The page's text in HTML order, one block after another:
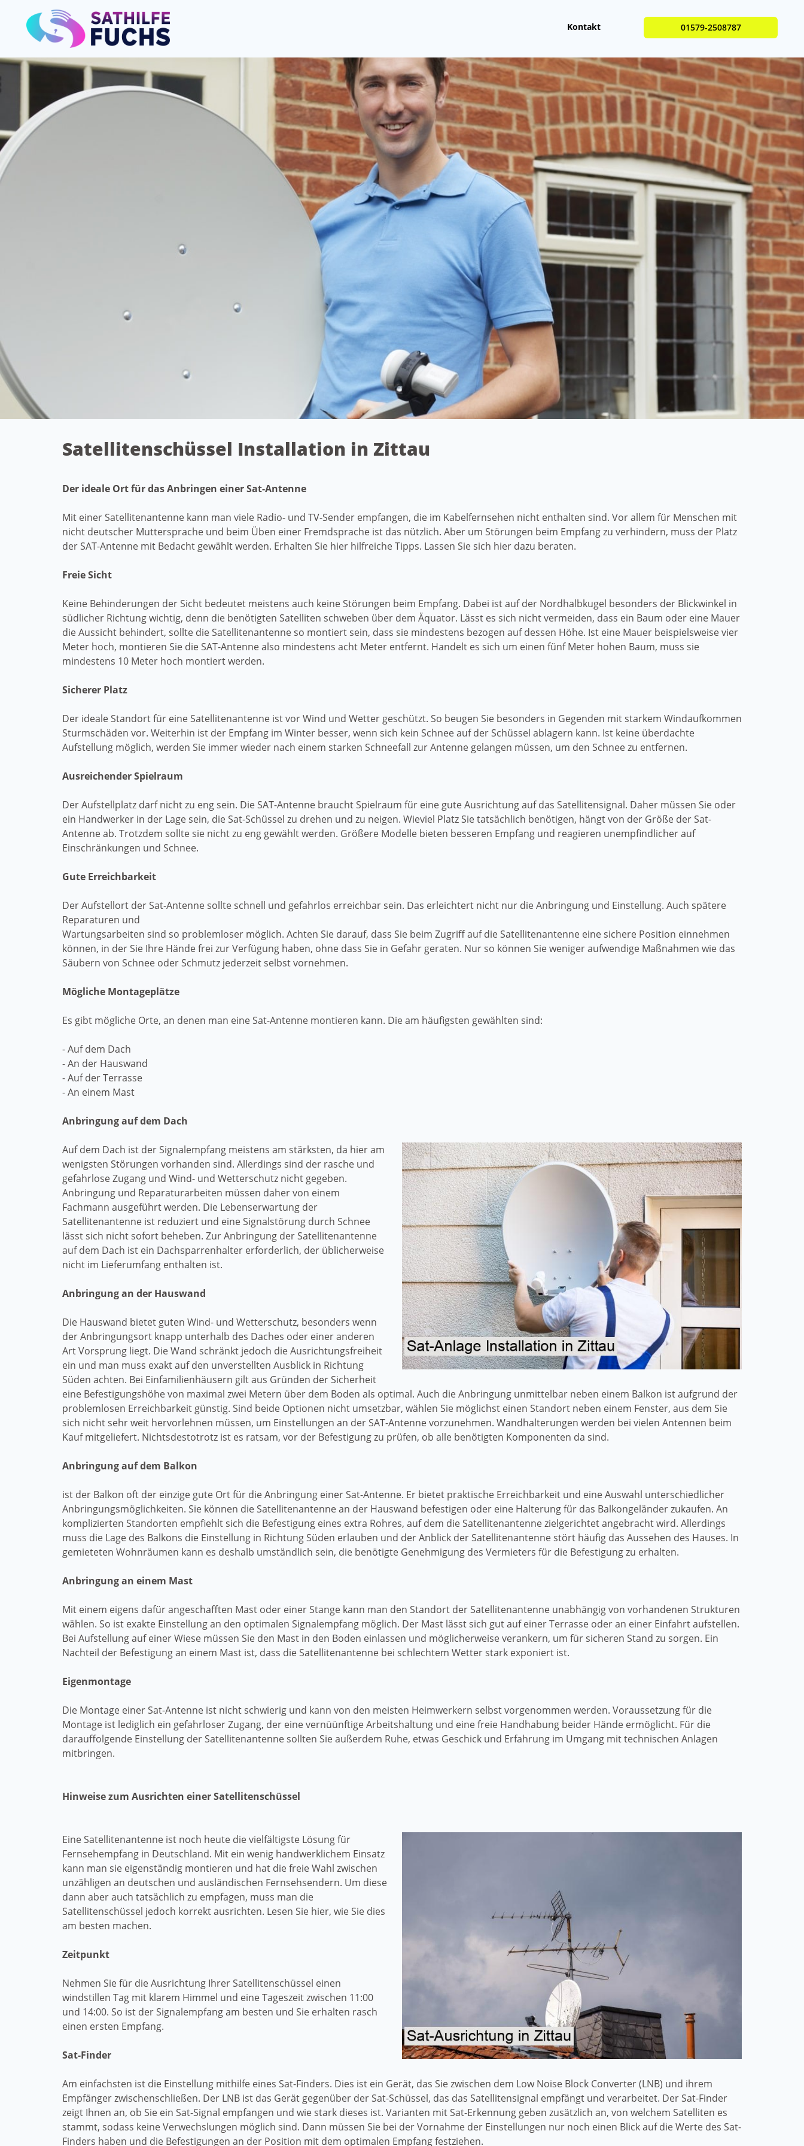
Kontakt 01579-2508787
Satellitenschüssel Installation in Zittau
Der ideale Ort für das Anbringen einer Sat-Antenne
Mit einer Satellitenantenne kann man viele Radio- und TV-Sender empfangen, die im Kabelfernsehen nicht enthalten sind. Vor allem für Menschen mit
nicht deutscher Muttersprache und beim Üben einer Fremdsprache ist das nützlich. Aber um Störungen beim Empfang zu verhindern, muss der Platz
der SAT-Antenne mit Bedacht gewählt werden. Erhalten Sie hier hilfreiche Tipps. Lassen Sie sich hier dazu beraten.
Freie Sicht
Keine Behinderungen der Sicht bedeutet meistens auch keine Störungen beim Empfang. Dabei ist auf der Nordhalbkugel besonders der Blickwinkel in
südlicher Richtung wichtig, denn die benötigten Satelliten schweben über dem Äquator. Lässt es sich nicht vermeiden, dass ein Baum oder eine Mauer
die Aussicht behindert, sollte die Satellitenantenne so montiert sein, dass sie mindestens bezogen auf dessen Höhe. Ist eine Mauer beispielsweise vier
Meter hoch, montieren Sie die SAT-Antenne also mindestens acht Meter entfernt. Handelt es sich um einen fünf Meter hohen Baum, muss sie
mindestens 10 Meter hoch montiert werden.
Sicherer Platz
Der ideale Standort für eine Satellitenantenne ist vor Wind und Wetter geschützt. So beugen Sie besonders in Gegenden mit starkem Windaufkommen
Sturmschäden vor. Weiterhin ist der Empfang im Winter besser, wenn sich kein Schnee auf der Schüssel ablagern kann. Ist keine überdachte
Aufstellung möglich, werden Sie immer wieder nach einem starken Schneefall zur Antenne gelangen müssen, um den Schnee zu entfernen.
Ausreichender Spielraum
Der Aufstellplatz darf nicht zu eng sein. Die SAT-Antenne braucht Spielraum für eine gute Ausrichtung auf das Satellitensignal. Daher müssen Sie oder
ein Handwerker in der Lage sein, die Sat-Schüssel zu drehen und zu neigen. Wieviel Platz Sie tatsächlich benötigen, hängt von der Größe der Sat-
Antenne ab. Trotzdem sollte sie nicht zu eng gewählt werden. Größere Modelle bieten besseren Empfang und reagieren unempfindlicher auf
Einschränkungen und Schnee.
Gute Erreichbarkeit
Der Aufstellort der Sat-Antenne sollte schnell und gefahrlos erreichbar sein. Das erleichtert nicht nur die Anbringung und Einstellung. Auch spätere
Reparaturen und
Wartungsarbeiten sind so problemloser möglich. Achten Sie darauf, dass Sie beim Zugriff auf die Satellitenantenne eine sichere Position einnehmen
können, in der Sie Ihre Hände frei zur Verfügung haben, ohne dass Sie in Gefahr geraten. Nur so können Sie weniger aufwendige Maßnahmen wie das
Säubern von Schnee oder Schmutz jederzeit selbst vornehmen.
Mögliche Montageplätze
Es gibt mögliche Orte, an denen man eine Sat-Antenne montieren kann. Die am häufigsten gewählten sind:
- Auf dem Dach
- An der Hauswand
- Auf der Terrasse
- An einem Mast
Anbringung auf dem Dach
Auf dem Dach ist der Signalempfang meistens am stärksten, da hier am
wenigsten Störungen vorhanden sind. Allerdings sind der rasche und
gefahrlose Zugang und Wind- und Wetterschutz nicht gegeben.
Anbringung und Reparaturarbeiten müssen daher von einem
Fachmann ausgeführt werden. Die Lebenserwartung der
Satellitenantenne ist reduziert und eine Signalstörung durch Schnee
lässt sich nicht sofort beheben. Zur Anbringung der Satellitenantenne
auf dem Dach ist ein Dachsparrenhalter erforderlich, der üblicherweise
nicht im Lieferumfang enthalten ist.
Anbringung an der Hauswand
Die Hauswand bietet guten Wind- und Wetterschutz, besonders wenn
der Anbringungsort knapp unterhalb des Daches oder einer anderen
Art Vorsprung liegt. Die Wand schränkt jedoch die Ausrichtungsfreiheit
ein und man muss exakt auf den unverstellten Ausblick in Richtung
Süden achten. Bei Einfamilienhäusern gilt aus Gründen der Sicherheit
eine Befestigungshöhe von maximal zwei Metern über dem Boden als optimal. Auch die Anbringung unmittelbar neben einem Balkon ist aufgrund der
problemlosen Erreichbarkeit günstig. Sind beide Optionen nicht umsetzbar, wählen Sie möglichst einen Standort neben einem Fenster, aus dem Sie
sich nicht sehr weit hervorlehnen müssen, um Einstellungen an der SAT-Antenne vorzunehmen. Wandhalterungen werden bei vielen Antennen beim
Kauf mitgeliefert. Nichtsdestotrotz ist es ratsam, vor der Befestigung zu prüfen, ob alle benötigten Komponenten da sind.
Anbringung auf dem Balkon
ist der Balkon oft der einzige gute Ort für die Anbringung einer Sat-Antenne. Er bietet praktische Erreichbarkeit und eine Auswahl unterschiedlicher
Anbringungsmöglichkeiten. Sie können die Satellitenantenne an der Hauswand befestigen oder eine Halterung für das Balkongeländer zukaufen. An
komplizierten Standorten empfiehlt sich die Befestigung eines extra Rohres, auf dem die Satellitenantenne zielgerichtet angebracht wird. Allerdings
muss die Lage des Balkons die Einstellung in Richtung Süden erlauben und der Anblick der Satellitenantenne stört häufig das Aussehen des Hauses. In
gemieteten Wohnräumen kann es deshalb umständlich sein, die benötigte Genehmigung des Vermieters für die Befestigung zu erhalten.
Anbringung an einem Mast
Mit einem eigens dafür angeschafften Mast oder einer Stange kann man den Standort der Satellitenantenne unabhängig von vorhandenen Strukturen
wählen. So ist exakte Einstellung an den optimalen Signalempfang möglich. Der Mast lässt sich gut auf einer Terrasse oder an einer Einfahrt aufstellen.
Bei Aufstellung auf einer Wiese müssen Sie den Mast in den Boden einlassen und möglicherweise verankern, um für sicheren Stand zu sorgen. Ein
Nachteil der Befestigung an einem Mast ist, dass die Satellitenantenne bei schlechtem Wetter stark exponiert ist.
Eigenmontage
Die Montage einer Sat-Antenne ist nicht schwierig und kann von den meisten Heimwerkern selbst vorgenommen werden. Voraussetzung für die
Montage ist lediglich ein gefahrloser Zugang, der eine vernüünftige Arbeitshaltung und eine freie Handhabung beider Hände ermöglicht. Für die
darauffolgende Einstellung der Satellitenantenne sollten Sie außerdem Ruhe, etwas Geschick und Erfahrung im Umgang mit technischen Anlagen
mitbringen.
Hinweise zum Ausrichten einer Satellitenschüssel
Eine Satellitenantenne ist noch heute die vielfältigste Lösung für
Fernsehempfang in Deutschland. Mit ein wenig handwerklichem Einsatz
kann man sie eigenständig montieren und hat die freie Wahl zwischen
unzähligen an deutschen und ausländischen Fernsehsendern. Um diese
dann aber auch tatsächlich zu empfagen, muss man die
Satellitenschüssel jedoch korrekt ausrichten. Lesen Sie hier, wie Sie dies
am besten machen.
Zeitpunkt
Nehmen Sie für die Ausrichtung Ihrer Satellitenschüssel einen
windstillen Tag mit klarem Himmel und eine Tageszeit zwischen 11:00
und 14:00. So ist der Signalempfang am besten und Sie erhalten rasch
einen ersten Empfang.
Sat-Finder
Am einfachsten ist die Einstellung mithilfe eines Sat-Finders. Dies ist ein Gerät, das Sie zwischen dem Low Noise Block Converter (LNB) und ihrem
Empfänger zwischenschließen. Der LNB ist das Gerät gegenüber der Sat-Schüssel, das das Satellitensignal empfängt und verarbeitet. Der Sat-Finder
zeigt Ihnen an, ob Sie ein Sat-Signal empfangen und wie stark dieses ist. Varianten mit Sat-Erkennung geben zusätzlich an, von welchem Satelliten es
stammt, sodass keine Verwechslungen möglich sind. Dann müssen Sie bei der Vornahme der Einstellungen nur noch einen Blick auf die Werte des Sat-
Finders haben und die Befestigungen an der Position mit dem optimalen Empfang festziehen.